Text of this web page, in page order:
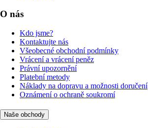
O nás
Kdo jsme?
Kontaktujte nás
Všeobecné obchodní podmínky
Vrácení a vrácení peněz
Právní upozornění
Platební metody
Náklady na dopravu a možnosti doručení
Oznámení o ochraně soukromí
Naše obchody